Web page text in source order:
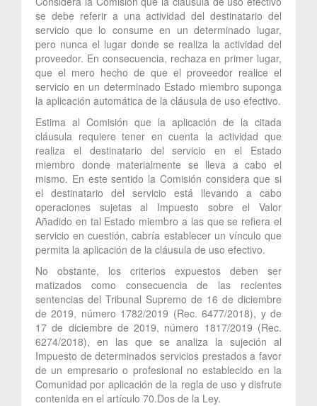
se debe referir a una actividad del destinatario del
servicio que lo consume en un determinado lugar,
pero nunca el lugar donde se realiza la actividad del
proveedor. En consecuencia, rechaza en primer lugar,
que el mero hecho de que el proveedor realice el
servicio en un determinado Estado miembro suponga
la aplicación automática de la cláusula de uso efectivo.
Estima al Comisión que la aplicación de la citada
cláusula requiere tener en cuenta la actividad que
realiza el destinatario del servicio en el Estado
miembro donde materialmente se lleva a cabo el
mismo. En este sentido la Comisión considera que si
el destinatario del servicio está llevando a cabo
operaciones sujetas al Impuesto sobre el Valor
Añadido en tal Estado miembro a las que se refiera el
servicio en cuestión, cabría establecer un vínculo que
permita la aplicación de la cláusula de uso efectivo.
No obstante, los criterios expuestos deben ser
matizados como consecuencia de las recientes
sentencias del Tribunal Supremo de 16 de diciembre
de 2019, número 1782/2019 (Rec. 6477/2018), y de
17 de diciembre de 2019, número 1817/2019 (Rec.
6274/2018), en las que se analiza la sujeción al
Impuesto de determinados servicios prestados a favor
de un empresario o profesional no establecido en la
Comunidad por aplicación de la regla de uso y disfrute
contenida en el artículo 70.Dos de la Ley.